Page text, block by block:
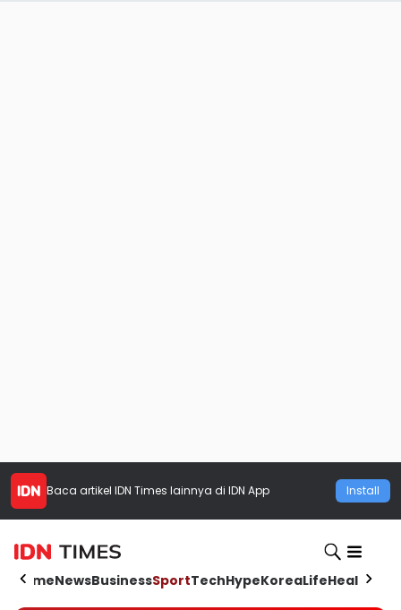
Baca artikel IDN Times lainnya di IDN App Install
HomeNewsBusinessSportTechHypeKoreaLifeHealth